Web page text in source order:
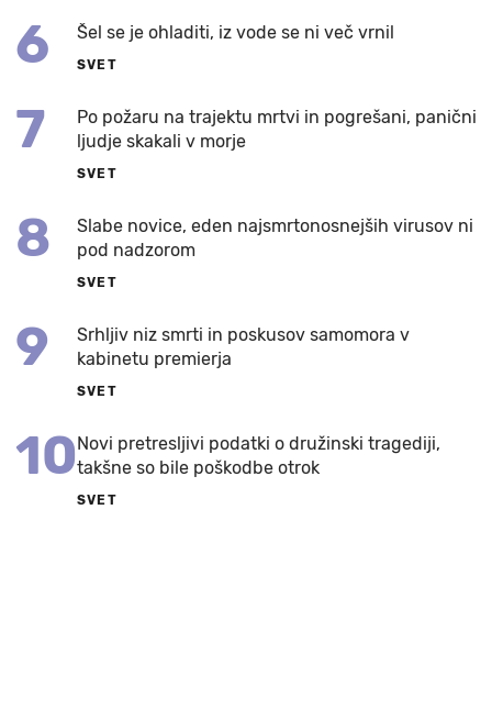
6 Šel se je ohladiti, iz vode se ni več vrnil
SVET
7
Po požaru na trajektu mrtvi in pogrešani, panični
ljudje skakali v morje
SVET
8
Slabe novice, eden najsmrtonosnejših virusov ni
pod nadzorom
SVET
9
Srhljiv niz smrti in poskusov samomora v
kabinetu premierja
SVET
10Novi pretresljivi podatki o družinski tragediji,
takšne so bile poškodbe otrok
SVET